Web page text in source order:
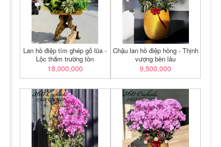
Lan hồ điệp tím ghép gỗ lũa -
Lộc thắm trường tồn
18,000,000
Chậu lan hồ điệp hồng - Thịnh
vượng bền lâu
9,500,000